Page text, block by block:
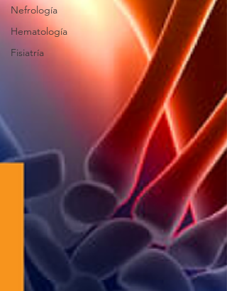
Nefrología
Hematología
Fisiatría